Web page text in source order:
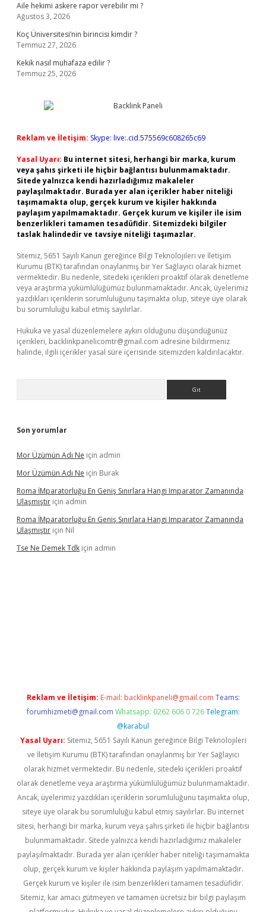
Aile hekimi askere rapor verebilir mi ?
Ağustos 3, 2026
Koç Üniversitesi’nin birincisi kimdir ?
Temmuz 27, 2026
Kekik nasıl muhafaza edilir ?
Temmuz 25, 2026
Reklam ve İletişim: Skype: live:.cid.575569c608265c69
Yasal Uyarı: Bu internet sitesi, herhangi bir marka, kurum
veya şahıs şirketi ile hiçbir bağlantısı bulunmamaktadır.
Sitede yalnızca kendi hazırladığımız makaleler
paylaşılmaktadır. Burada yer alan içerikler haber niteliği
taşımamakta olup, gerçek kurum ve kişiler hakkında
paylaşım yapılmamaktadır. Gerçek kurum ve kişiler ile isim
benzerlikleri tamamen tesadüfidir. Sitemizdeki bilgiler
taslak halindedir ve tavsiye niteliği taşımazlar.
Sitemiz, 5651 Sayılı Kanun gereğince Bilgi Teknolojileri ve İletişim
Kurumu (BTK) tarafından onaylanmış bir Yer Sağlayıcı olarak hizmet
vermektedir. Bu nedenle, sitedeki içerikleri proaktif olarak denetleme
veya araştırma yükümlülüğümüz bulunmamaktadır. Ancak, üyelerimiz
yazdıkları içeriklerin sorumluluğunu taşımakta olup, siteye üye olarak
bu sorumluluğu kabul etmiş sayılırlar.
Hukuka ve yasal düzenlemelere aykırı olduğunu düşündüğünüz
içerikleri, backlinkpanelicomtr@gmail.com adresine bildirmeniz
halinde, ilgili içerikler yasal süre içerisinde sitemizden kaldırılacaktır.
Son yorumlar
Mor Üzümün Adı Ne için admin
Mor Üzümün Adı Ne için Burak
Roma İMparatorluğu En Geniş Sınırlara Hangi Imparator Zamanında
Ulaşmıştır için admin
Roma İMparatorluğu En Geniş Sınırlara Hangi Imparator Zamanında
Ulaşmıştır için Nil
Tse Ne Demek Tdk için admin
Reklam ve İletişim: E-mail: backlinkpaneli@gmail.com Teams:
forumhizmeti@gmail.com Whatsapp: 0262 606 0 726 Telegram:
@karabul
Yasal Uyarı: Sitemiz, 5651 Sayılı Kanun gereğince Bilgi Teknolojileri
ve İletişim Kurumu (BTK) tarafından onaylanmış bir Yer Sağlayıcı
olarak hizmet vermektedir. Bu nedenle, sitedeki içerikleri proaktif
olarak denetleme veya araştırma yükümlülüğümüz bulunmamaktadır.
Ancak, üyelerimiz yazdıkları içeriklerin sorumluluğunu taşımakta olup,
siteye üye olarak bu sorumluluğu kabul etmiş sayılırlar. Bu internet
sitesi, herhangi bir marka, kurum veya şahıs şirketi ile hiçbir bağlantısı
bulunmamaktadır. Sitede yalnızca kendi hazırladığımız makaleler
paylaşılmaktadır. Burada yer alan içerikler haber niteliği taşımamakta
olup, gerçek kurum ve kişiler hakkında paylaşım yapılmamaktadır.
Gerçek kurum ve kişiler ile isim benzerlikleri tamamen tesadüfidir.
Sitemiz, kar amacı gütmeyen ve tamamen ücretsiz bir bilgi paylaşım